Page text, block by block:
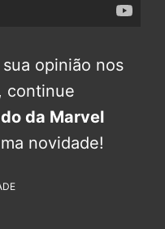
opinião nos
continue
da Marvel
novidade!